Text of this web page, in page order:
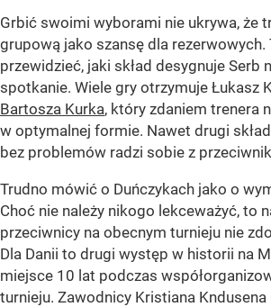
Grbić swoimi wyborami nie ukrywa, że
grupową jako szansę dla rezerwowych.
przewidzieć, jaki skład desygnuje Serb
spotkanie. Wiele gry otrzymuje Łukasz
Bartosza Kurka, który zdaniem trenera
w optymalnej formie. Nawet drugi
bez problemów radzi sobie z
Trudno mówić o Duńczykach jako o
Choć nie należy nikogo lekceważyć, to
przeciwnicy na obecnym turnieju nie
Dla Danii to drugi występ w historii na
miejsce 10 lat podczas
turnieju. Zawodnicy Kristiana Kndusena